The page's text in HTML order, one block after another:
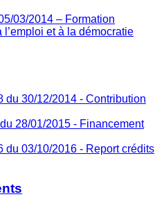
03/2014 – Formation
et à la démocratie
du 30/12/2014 - Contribution
28/01/2015 - Financement
du 03/10/2016 - Report crédits